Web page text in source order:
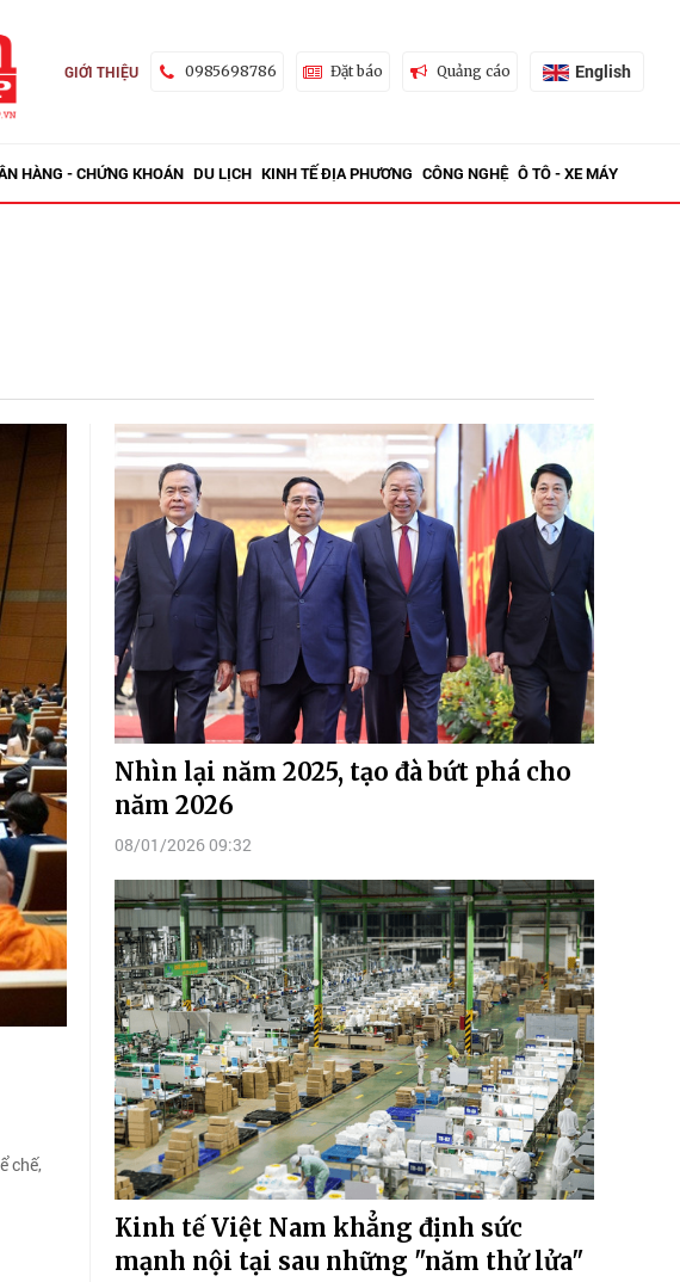
GIỚI THIỆU 0985698786 Đặt báo Quảng cáo English
HÀNG - CHỨNG KHOÁN DU LỊCH KINH TẾ ĐỊA PHƯƠNG CÔNG NGHỆ Ô TÔ - XE MÁY
chế,
Nhìn lại năm 2025, tạo đà bứt phá cho
năm 2026
08/01/2026 09:32
Kinh tế Việt Nam khẳng định sức
mạnh nội tại sau những "năm thử lửa"